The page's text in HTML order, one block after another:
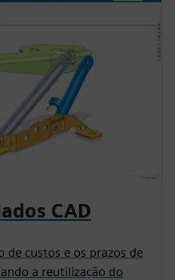
CAD
de custos e os prazos de
a reutilização do